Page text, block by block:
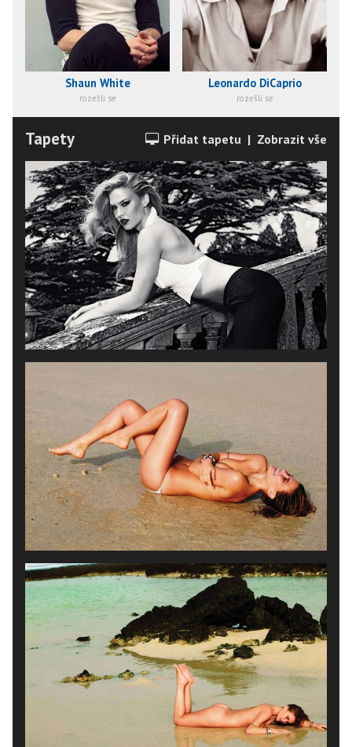
Shaun White
rozešli se
Leonardo DiCaprio
rozešli se
Tapety Přidat tapetu | Zobrazit vše